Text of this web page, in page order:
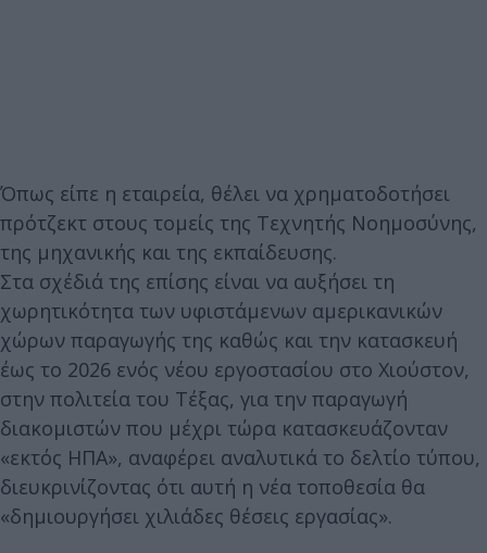
Όπως είπε η εταιρεία, θέλει να χρηματοδοτήσει
πρότζεκτ στους τομείς της Τεχνητής Νοημοσύνης,
της μηχανικής και της εκπαίδευσης.
Στα σχέδιά της επίσης είναι να αυξήσει τη
χωρητικότητα των υφιστάμενων αμερικανικών
χώρων παραγωγής της καθώς και την κατασκευή
έως το 2026 ενός νέου εργοστασίου στο Χιούστον,
στην πολιτεία του Τέξας, για την παραγωγή
διακομιστών που μέχρι τώρα κατασκευάζονταν
«εκτός ΗΠΑ», αναφέρει αναλυτικά το δελτίο τύπου,
διευκρινίζοντας ότι αυτή η νέα τοποθεσία θα
«δημιουργήσει χιλιάδες θέσεις εργασίας».